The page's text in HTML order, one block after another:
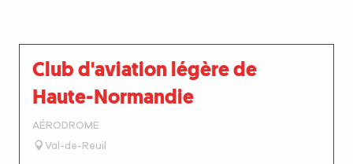
Club d'aviation légère de
Haute-Normandie
AÉRODROME
Val-de-Reuil